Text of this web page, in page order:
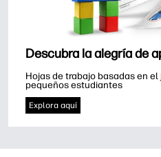
Descubra la alegría de
Hojas de trabajo basadas en
pequeños estudiantes
Explora aquí